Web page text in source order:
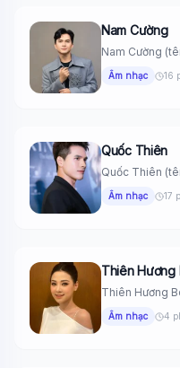
Nam Cường
Nam Cường
ngày 16 tháng...
Âm nhạc 16
Quốc Thiên
Quốc Thiên
ngày 9...
Âm nhạc 17
Thiên Hương
Thiên Hương
tháng 4 năm
Âm nhạc 4